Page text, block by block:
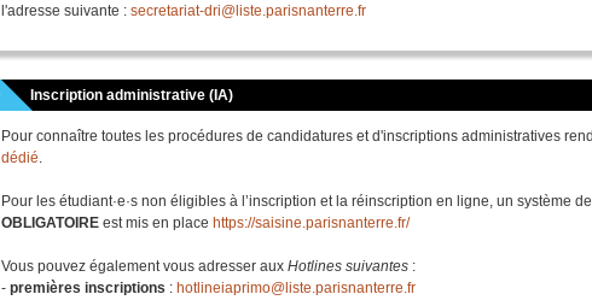
l'adresse suivante :secretariat-dri@liste.parisnanterre.fr
Inscription administrative (IA)
Pour connaître toutes les procédures de candidatures et d'inscriptions administratives
dédié.
Pour les étudiant·e·s non éligibles à l’inscription et la réinscription en ligne, un système
OBLIGATOIRE est mis en place https://saisine.parisnanterre.fr/
Vous pouvez également vous adresser auxHotlines suivantes :
-premières inscriptions : hotlineiaprimo@liste.parisnanterre.fr